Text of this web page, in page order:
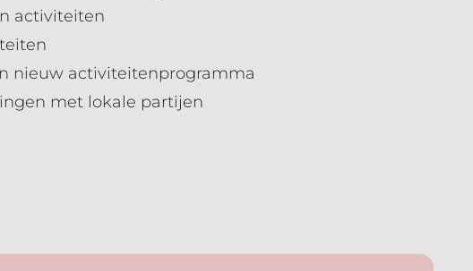
activiteiten
nieuw activiteitenprogramma
met lokale partijen